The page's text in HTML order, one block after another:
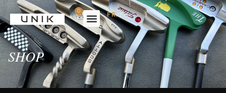
0 FR/EN
SHOP